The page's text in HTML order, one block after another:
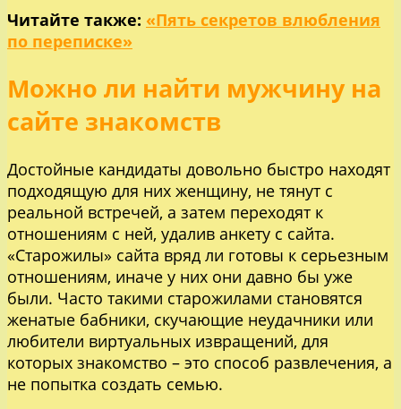
Читайте также: «Пять секретов влюбления
по переписке»
Можно ли найти мужчину на
сайте знакомств
Достойные кандидаты довольно быстро находят
подходящую для них женщину, не тянут с
реальной встречей, а затем переходят к
отношениям с ней, удалив анкету с сайта.
«Старожилы» сайта вряд ли готовы к серьезным
отношениям, иначе у них они давно бы уже
были. Часто такими старожилами становятся
женатые бабники, скучающие неудачники или
любители виртуальных извращений, для
которых знакомство – это способ развлечения, а
не попытка создать семью.